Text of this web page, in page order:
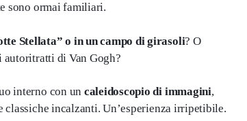
sono ormai familiari.
Stellata” o in un campo di girasoli? O
di Van Gogh?
interno con un caleidoscopio di immagini,
incalzanti. Un’esperienza irripetibile.